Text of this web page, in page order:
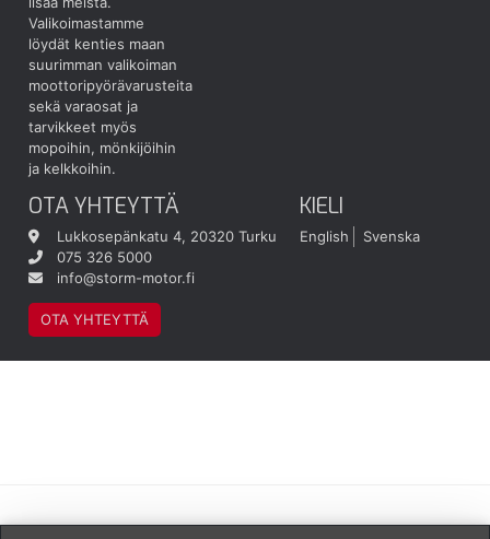
Valikoimastamme
löydät kenties maan
suurimman valikoiman
moottoripyörävarusteita
sekä varaosat ja
tarvikkeet myös
mopoihin, mönkijöihin
ja kelkkoihin.
OTA YHTEYTTÄ
Lukkosepänkatu 4, 20320 Turku
075 326 5000
info@storm-motor.fi
OTA YHTEYTTÄ
KIELI
English Svenska